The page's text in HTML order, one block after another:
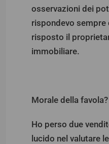
osservazioni dei
rispondevo sempre
risposto il
immobiliare.
Morale della favola?
Ho perso due
lucido nel valutare